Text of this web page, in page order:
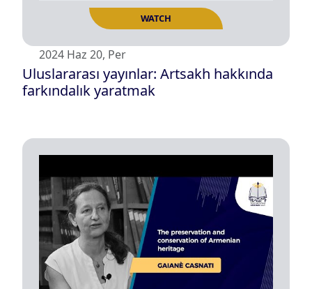
2024 Haz 20, Per
Uluslararası yayınlar: Artsakh hakkında
farkındalık yaratmak